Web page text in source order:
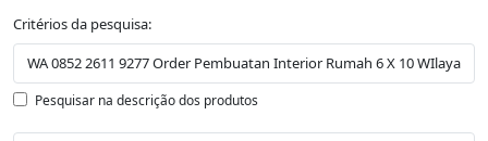
Critérios da pesquisa:
Pesquisar na descrição dos produtos